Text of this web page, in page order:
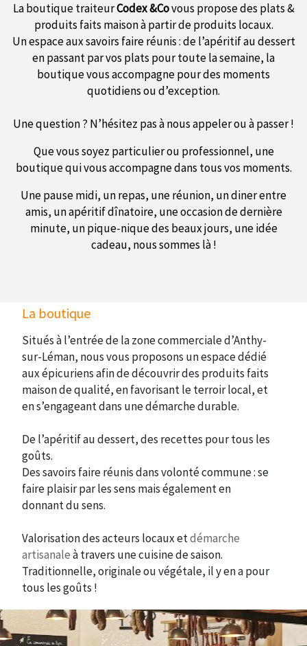
La boutique traiteurCodex &Covous propose des plats &
produits faits maison à partir de produits locaux.
Un espace aux savoirs faire réunis : de l’apéritif au dessert
en passant par vos plats pour toute la semaine, la
boutique vous accompagne pour des moments
quotidiens ou d’exception.
Une question ? N’hésitez pas à nous appeler ou à passer !
Que vous soyez particulier ou professionnel, une
boutique qui vous accompagne dans tous vos moments.
Une pause midi, un repas, une réunion, un diner entre
amis, un apéritif dînatoire, une occasion de dernière
minute, un pique-nique des beaux jours, une idée
cadeau, nous sommes là !
La boutique
Situés à l’entrée de la zone commerciale d’Anthy-
sur-Léman, nous vous proposons un espace dédié
aux épicuriens afin de découvrir des produits faits
maison de qualité, en favorisant le terroir local, et
en s’engageant dans une démarche durable.
De l’apéritif au dessert, des recettes pour tous les
goûts.
Des savoirs faire réunis dans volonté commune : se
faire plaisir par les sens mais également en
donnant du sens.
Valorisation des acteurs locaux etdémarche
artisanaleà travers une cuisine de saison.
Traditionnelle, originale ou végétale, il y en a pour
tous les goûts !